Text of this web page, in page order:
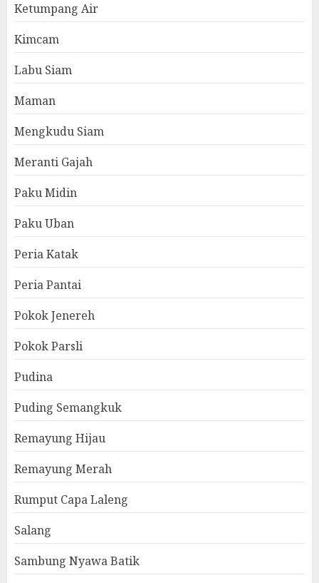
Ketumpang Air
Kimcam
Labu Siam
Maman
Mengkudu Siam
Meranti Gajah
Paku Midin
Paku Uban
Peria Katak
Peria Pantai
Pokok Jenereh
Pokok Parsli
Pudina
Puding Semangkuk
Remayung Hijau
Remayung Merah
Rumput Capa Laleng
Salang
Sambung Nyawa Batik